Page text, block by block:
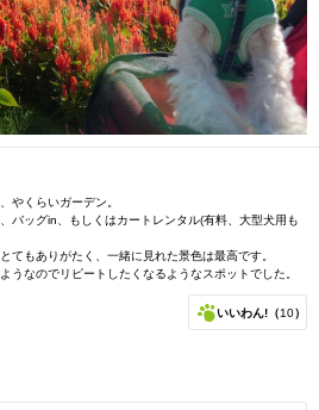
やくらいガーデン。
バッグin、もしくはカートレンタル(有料、大型犬用も
てもありがたく、一緒に見れた景色は最高です。
うなのでリピートしたくなるようなスポットでした。
いいわん!（10）